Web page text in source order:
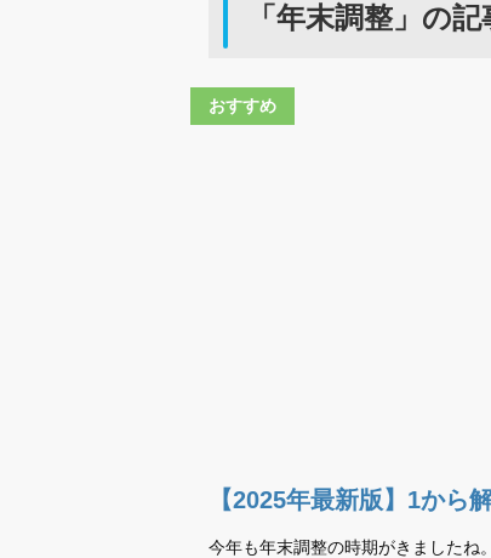
「年末調整」の
おすすめ
【2025年最新版】1から
今年も年末調整の時期がきましたね